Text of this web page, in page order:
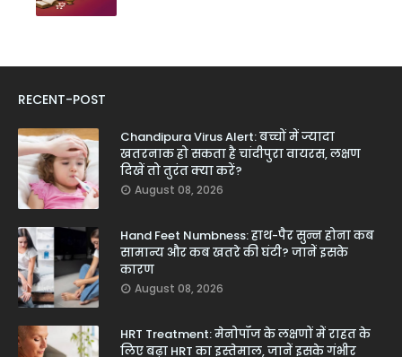
RECENT-POST
Chandipura Virus Alert: बच्चों में ज्यादा
खतरनाक हो सकता है चांदीपुरा वायरस, लक्षण
दिखें तो तुरंत क्या करें?
August 08, 2026
Hand Feet Numbness: हाथ-पैर सुन्न होना कब
सामान्य और कब खतरे की घंटी? जानें इसके
कारण
August 08, 2026
HRT Treatment: मेनोपॉज के लक्षणों में राहत के
लिए बढ़ा HRT का इस्तेमाल, जानें इसके गंभीर